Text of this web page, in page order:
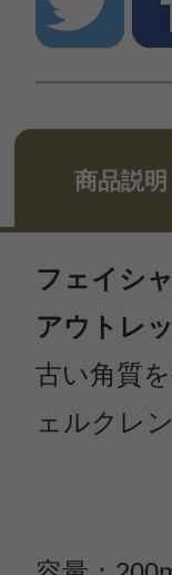
商品説明
フェイシ
アウトレ
古い角質
ェルクレ